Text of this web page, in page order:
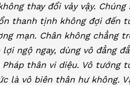
thay đổi vảy vậy.
thanh tịnh không đợi đến
mạn. Chân không chẳng
ngộ ngay, dùng vô đẳng
thân vi diệu. Vô tướng
là vô biên thân hư không.